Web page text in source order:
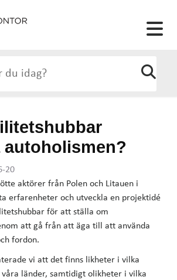
autoholismen?
20
aktörer från Polen och Litauen i
erfarenheter och utveckla en projektidé
för att ställa om
att gå från att äga till att använda
fordon.
vi att det finns likheter i vilka
länder, samtidigt olikheter i vilka